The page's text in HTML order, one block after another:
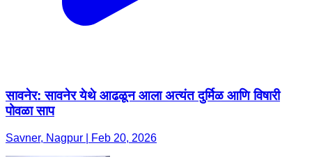
सावनेर: सावनेर येथे आढळून आला अत्यंत दुर्मिळ आणि विषारी
पोवळा साप
Savner, Nagpur | Feb 20, 2026